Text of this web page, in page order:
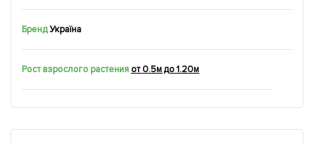
БрендУкраїна
Рост взрослого растения от 0.5м до 1.20м